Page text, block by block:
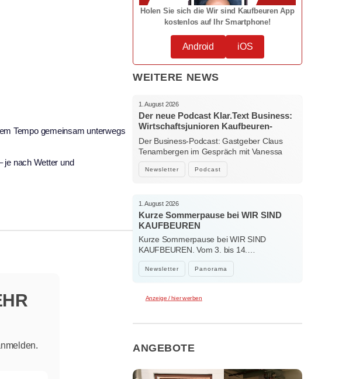
Tempo gemeinsam unterwegs
je nach Wetter und
Holen Sie sich die Wir sind Kaufbeuren App
kostenlos auf Ihr Smartphone!
Android iOS
WEITERE NEWS
Newsletter Podcast
1. August 2026
Der neue Podcast Klar.Text Business:
Wirtschaftsjunioren Kaufbeuren-
Ostallgäu – Menschen, Ideen und
starke Verbindungen
Der Business-Podcast: Gastgeber Claus
Tenambergen im Gespräch mit Vanessa
Bockhorni…
Newsletter Panorama
1. August 2026
Kurze Sommerpause bei WIR SIND
KAUFBEUREN
Kurze Sommerpause bei WIR SIND
KAUFBEUREN. Vom 3. bis 14.…
Anzeige / hier werben
ANGEBOTE